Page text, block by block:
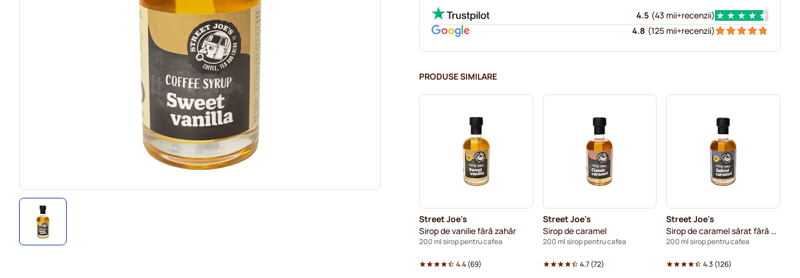
4.5 (43 mii+recenzii)
4.8 (125 mii+recenzii)
PRODUSE SIMILARE
Street Joe's
Sirop de vanilie fără zahăr
200 ml sirop pentru cafea
4.4(69)
Street Joe's
Sirop de caramel
200 ml sirop pentru cafea
4.7(72)
Street Joe's
Sirop de caramel sărat fără zahăr
200 ml sirop pentru cafea
4.3 (126)